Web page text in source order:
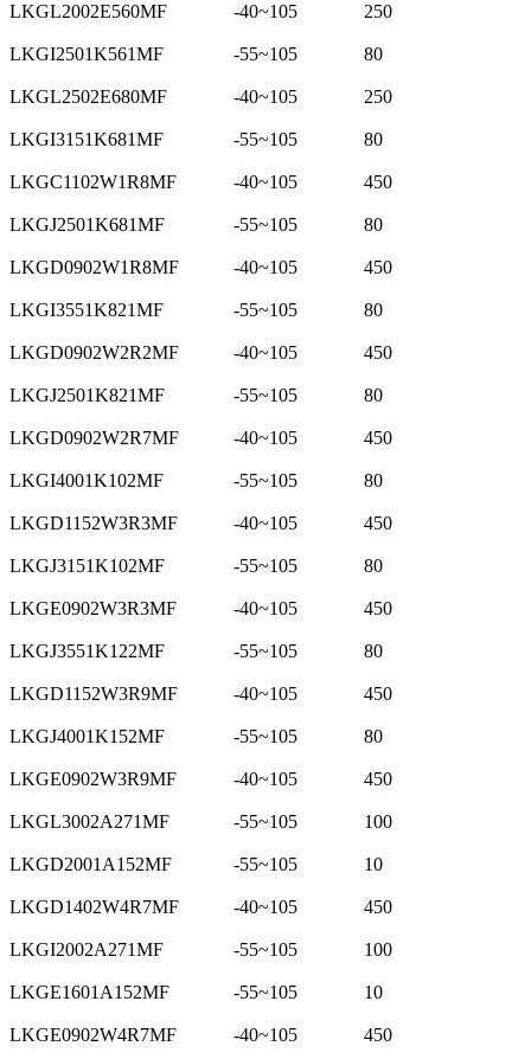
LKGL2002E560MF -40~105 250
LKGI2501K561MF -55~105 80
LKGL2502E680MF -40~105 250
LKGI3151K681MF -55~105 80
LKGC1102W1R8MF -40~105 450
LKGJ2501K681MF -55~105 80
LKGD0902W1R8MF -40~105 450
LKGI3551K821MF -55~105 80
LKGD0902W2R2MF -40~105 450
LKGJ2501K821MF -55~105 80
LKGD0902W2R7MF -40~105 450
LKGI4001K102MF -55~105 80
LKGD1152W3R3MF -40~105 450
LKGJ3151K102MF -55~105 80
LKGE0902W3R3MF -40~105 450
LKGJ3551K122MF -55~105 80
LKGD1152W3R9MF -40~105 450
LKGJ4001K152MF -55~105 80
LKGE0902W3R9MF -40~105 450
LKGL3002A271MF -55~105 100
LKGD2001A152MF -55~105 10
LKGD1402W4R7MF -40~105 450
LKGI2002A271MF -55~105 100
LKGE1601A152MF -55~105 10
LKGE0902W4R7MF -40~105 450